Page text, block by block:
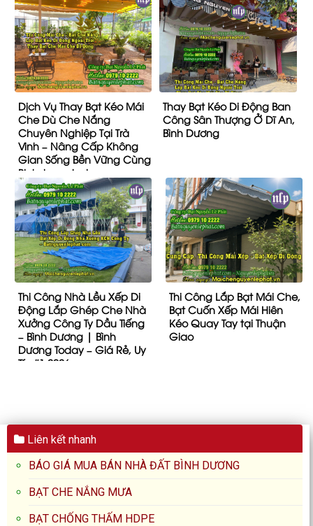
Dịch Vụ Thay Bạt Kéo Mái
Che Dù Che Nắng
Chuyên Nghiệp Tại Trà
Vinh – Nâng Cấp Không
Gian Sống Bền Vững Cùng
Binhduongtoday.com
Thay Bạt Kéo Di Động Ban
Công Sân Thượng Ở Dĩ An,
Bình Dương
Thi Công Nhà Lều Xếp Di
Động Lắp Ghép Che Nhà
Xưởng Công Ty Dầu Tiếng
– Bình Dương | Bình
Dương Today – Giá Rẻ, Uy
Tín #1 2026
Thi Công Lắp Bạt Mái Che,
Bạt Cuốn Xếp Mái Hiên
Kéo Quay Tay tại Thuận
Giao
Liên kết nhanh
BÁO GIÁ MUA BÁN NHÀ ĐẤT BÌNH DƯƠNG
BẠT CHE NẮNG MƯA
BẠT CHỐNG THẤM HDPE